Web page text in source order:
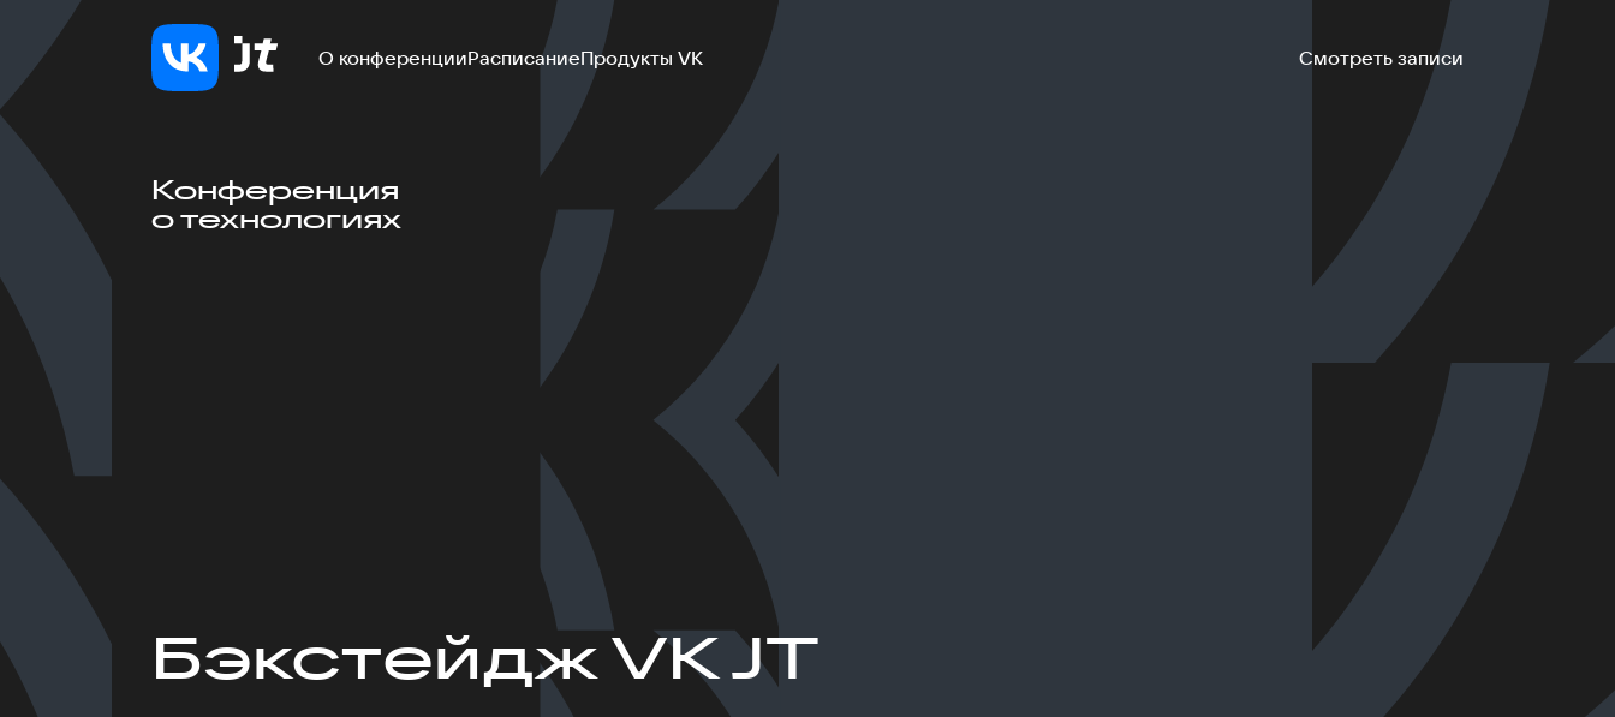
О конференцииРасписаниеПродукты VK Смотреть записи
Конференция
о технологиях
Бэкстейдж VK JT